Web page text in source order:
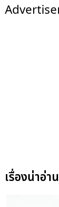
เรื่องน่าอ่า